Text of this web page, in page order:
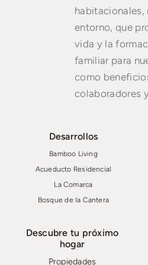
habitacionales,
entorno, que
vida y la
familiar para
como
colaboradores
Desarrollos
Bamboo Living
Acueducto Residencial
La Comarca
Bosque de la Cantera
Descubre tu próximo
hogar
Propiedades